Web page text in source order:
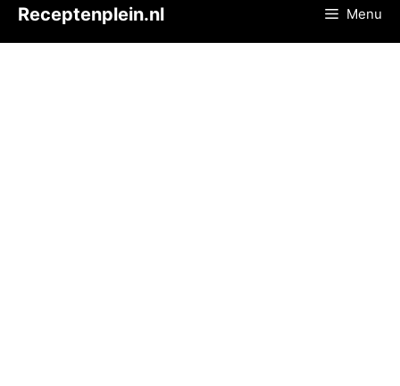
Receptenplein.nl Menu